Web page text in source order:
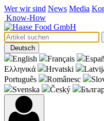
Wer wir sind News Media
Know-How
Deutsch
English Français
Eλληνικά
Hrvatski
Português
Românesc
Svenska
Český